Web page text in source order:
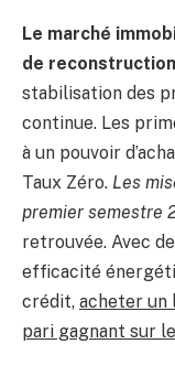
Le marché
de
stabilisation des
continue. Les
à un pouvoir
Taux Zéro. Les
premier semestre
retrouvée. Avec
efficacité
crédit, acheter un
pari gagnant sur